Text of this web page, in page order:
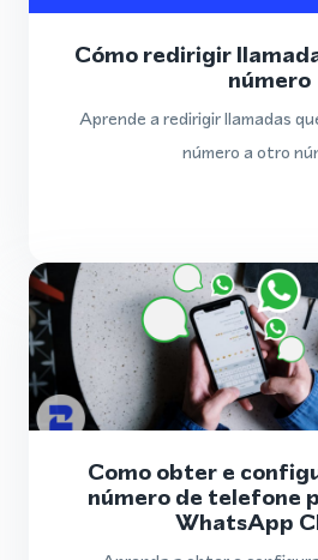
Cómo redirigir
número
Aprende a redirigir llamadas
número a otro
Como obter e
número de telefone
WhatsApp